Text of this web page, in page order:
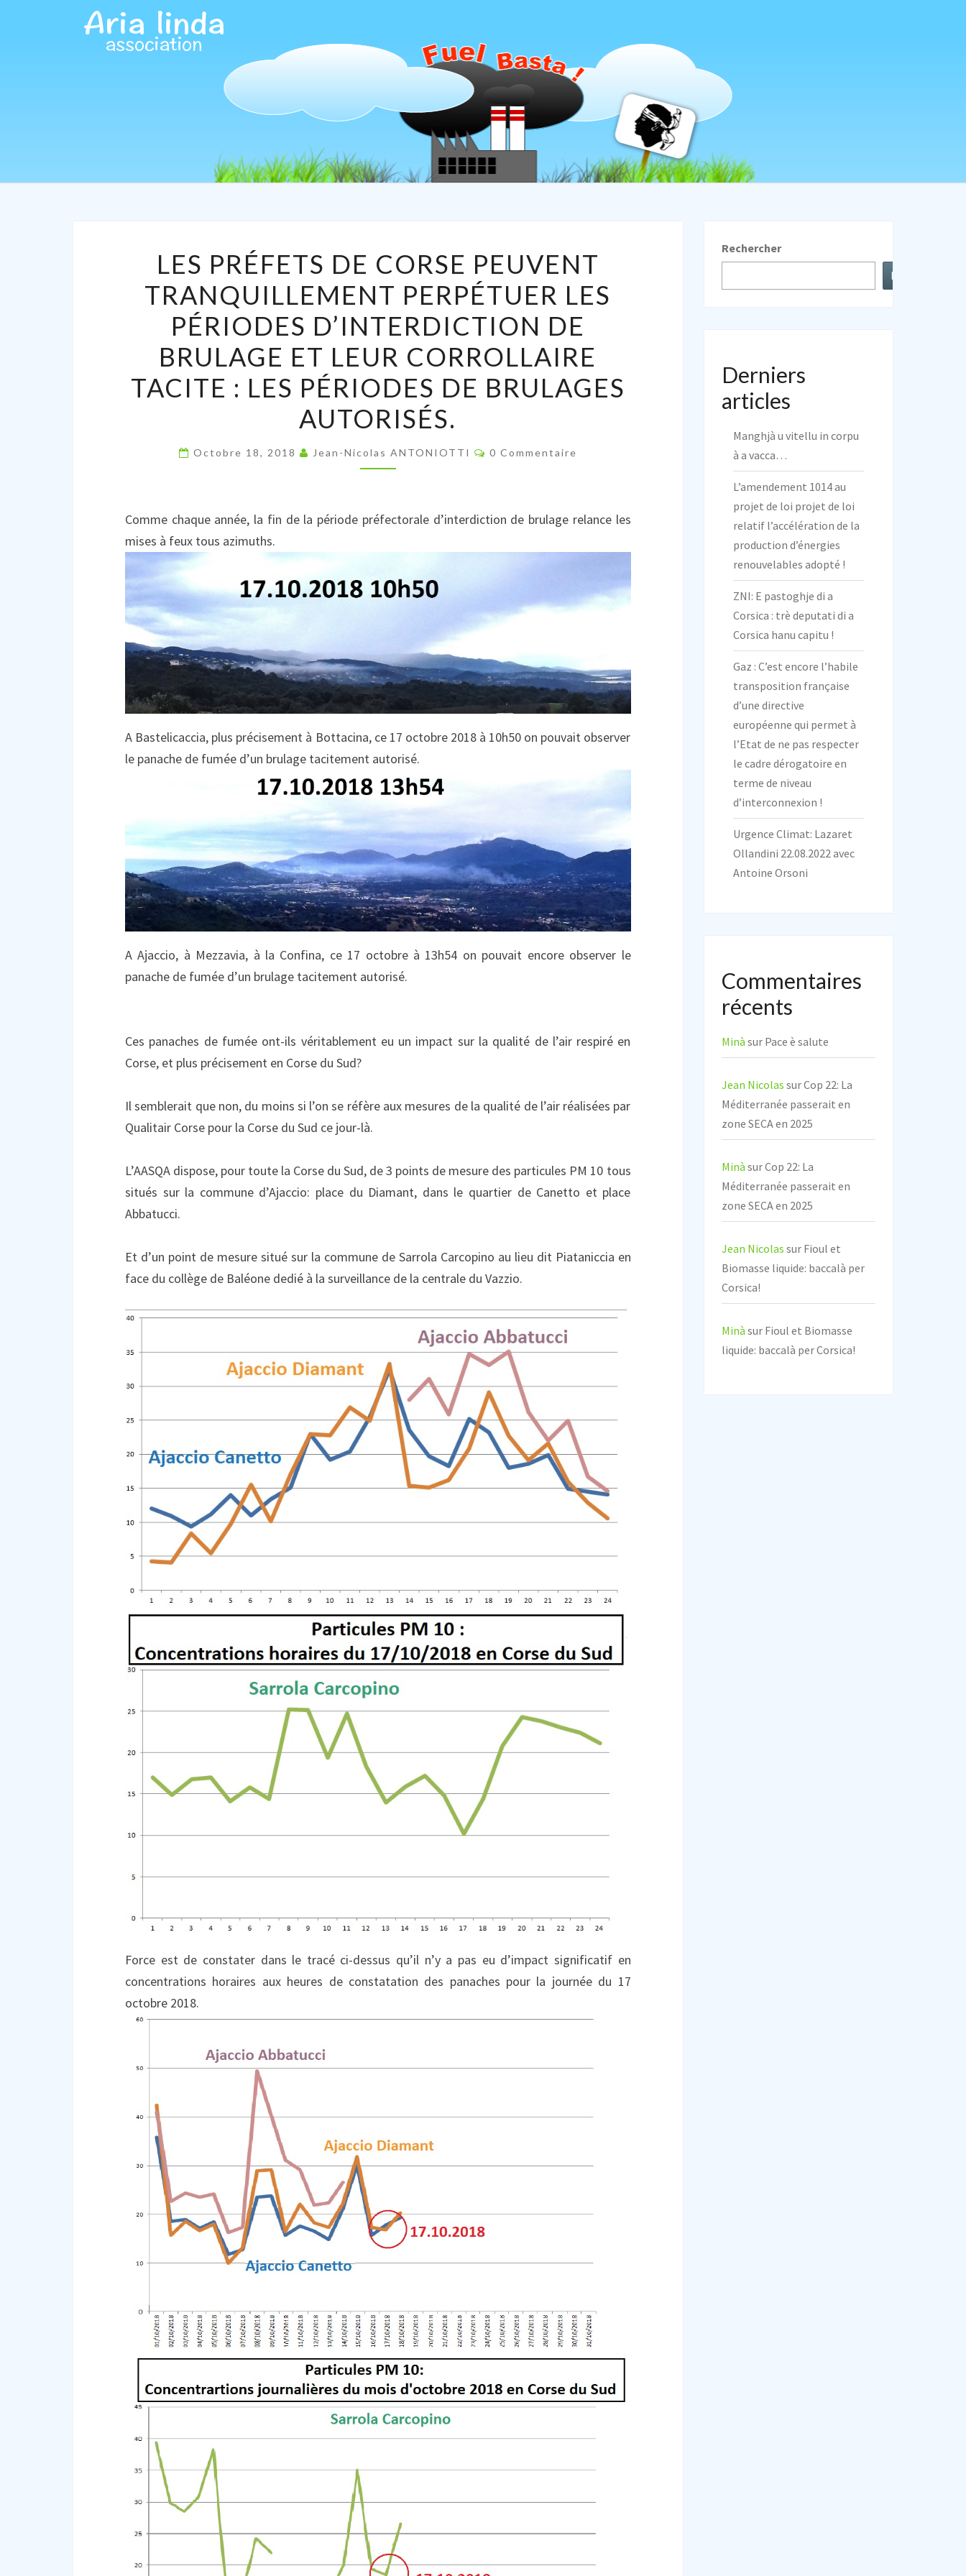
ARIALINDA
Association
Aria Linda
PRÉFETS
DE
CORSE
PEUVENT
TRANQUILLEMENT
LES
PÉRIODES
DE
LEUR
PÉRIODES
DE
BRULAGES
AUTORISÉS.
LES PRÉFETS DE CORSE PEUVENT
TRANQUILLEMENT PERPÉTUER LES
PÉRIODES D’INTERDICTION DE
BRULAGE ET LEUR CORROLLAIRE
TACITE : LES PÉRIODES DE BRULAGES
AUTORISÉS.
Octobre 18, 2018 Jean-Nicolas ANTONIOTTI Commentaires
0 Commentaire
Comme chaque année, la fin de la période préfectorale d’interdiction de brulage relance les
mises à feux tous azimuths.
A Bastelicaccia, plus précisement à Bottacina, ce 17 octobre 2018 à 10h50 on pouvait observer
le panache de fumée d’un brulage tacitement autorisé.
A Ajaccio, à Mezzavia, à la Confina, ce 17 octobre à 13h54 on pouvait encore observer le
panache de fumée d’un brulage tacitement autorisé.
Ces panaches de fumée ont-ils véritablement eu un impact sur la qualité de l’air respiré en
Corse, et plus précisement en Corse du Sud?
Il semblerait que non, du moins si l’on se réfère aux mesures de la qualité de l’air réalisées par
Qualitair Corse pour la Corse du Sud ce jour-là.
L’AASQA dispose, pour toute la Corse du Sud, de 3 points de mesure des particules PM 10 tous
situés sur la commune d’Ajaccio: place du Diamant, dans le quartier de Canetto et place
Abbatucci.
Et d’un point de mesure situé sur la commune de Sarrola Carcopino au lieu dit Piataniccia en
face du collège de Baléone dedié à la surveillance de la centrale du Vazzio.
Force est de constater dans le tracé ci-dessus qu’il n’y a pas eu d’impact significatif en
concentrations horaires aux heures de constatation des panaches pour la journée du 17
octobre 2018.
Rechercher
Rechercher
Derniers
articles
Manghjà u vitellu in corpu
à a vacca…
L’amendement 1014 au
projet de loi projet de loi
relatif l’accélération de la
production d’énergies
renouvelables adopté !
ZNI: E pastoghje di a
Corsica : trè deputati di a
Corsica hanu capitu !
Gaz : C’est encore l’habile
transposition française
d’une directive
européenne qui permet à
l’Etat de ne pas respecter
le cadre dérogatoire en
terme de niveau
d’interconnexion !
Urgence Climat: Lazaret
Ollandini 22.08.2022 avec
Antoine Orsoni
Commentaires
récents
Minà sur Pace è salute
Jean Nicolas surCop 22: La
Méditerranée passerait en
zone SECA en 2025
Minà surCop 22: La
Méditerranée passerait en
zone SECA en 2025
Jean Nicolas sur Fioul et
Biomasse liquide: baccalà per
Corsica!
Minà sur Fioul et Biomasse
liquide: baccalà per Corsica!